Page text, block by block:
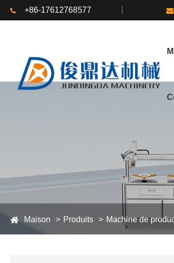
+86-17612768577
Maison Produits Machine de